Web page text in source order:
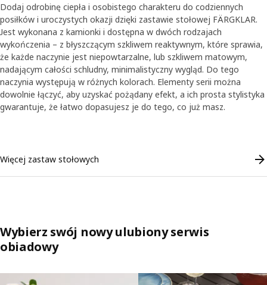
Dodaj odrobinę ciepła i osobistego charakteru do codziennych
posiłków i uroczystych okazji dzięki zastawie stołowej FÄRGKLAR.
Jest wykonana z kamionki i dostępna w dwóch rodzajach
wykończenia – z błyszczącym szkliwem reaktywnym, które sprawia,
że każde naczynie jest niepowtarzalne, lub szkliwem matowym,
nadającym całości schludny, minimalistyczny wygląd. Do tego
naczynia występują w różnych kolorach. Elementy serii można
dowolnie łączyć, aby uzyskać pożądany efekt, a ich prosta stylistyka
gwarantuje, że łatwo dopasujesz je do tego, co już masz.
Więcej zastaw stołowych
Wybierz swój nowy ulubiony serwis
obiadowy
Pomiń listę